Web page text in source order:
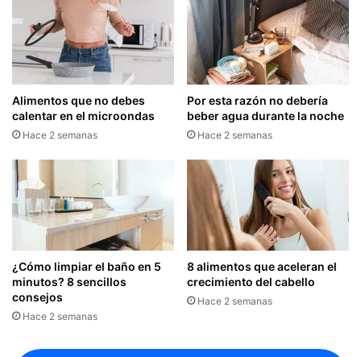
Alimentos que no debes
calentar en el microondas
Hace 2 semanas
Por esta razón no debería
beber agua durante la noche
Hace 2 semanas
¿Cómo limpiar el baño en 5
minutos? 8 sencillos
consejos
Hace 2 semanas
8 alimentos que aceleran el
crecimiento del cabello
Hace 2 semanas